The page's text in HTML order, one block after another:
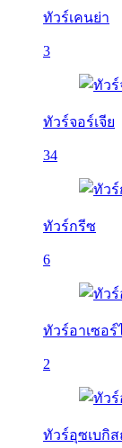
ทัวร์เคนย่า
3
ทัวร์จอร์เจีย
34
ทัวร์กรีซ
6
ทัวร์อาเซอร์
2
ทัวร์อุซเบกิ